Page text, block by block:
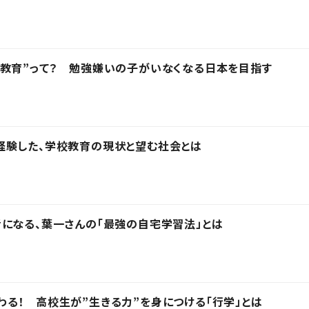
育”って？ 勉強嫌いの子がいなくなる日本を目指す
した、学校教育の現状と望む社会とは
る、葉一さんの「最強の自宅学習法」とは
！ 高校生が”生きる力”を身につける「行学」とは